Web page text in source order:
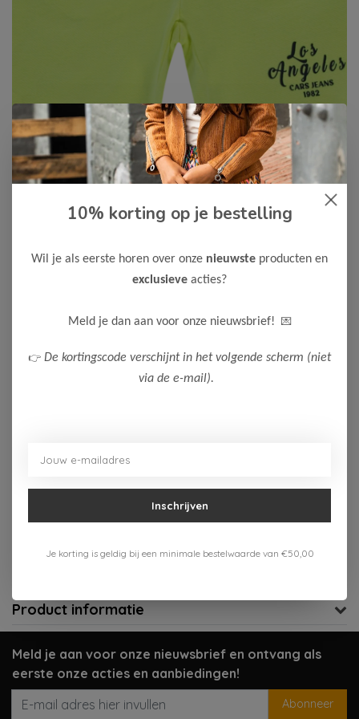
Cars Jeans -75%
7,50 29,99
Maak een keuze:
Aan verlanglijst toevoegen
Gratis verzenden vanaf 75,-
Verzenden 1-3 werkdagen
Product informatie
Meld je aan voor onze nieuwsbrief en ontvang als
eerste onze acties en aanbiedingen!
Abonneer
10% korting op je bestelling
Wil je als eerste horen over onze nieuwste producten en
exclusieve acties?
Meld je dan aan voor onze nieuwsbrief! 💌
👉 De kortingscode verschijnt in het volgende scherm (niet
via de e-mail).
Inschrijven
Je korting is geldig bij een minimale bestelwaarde van €50,00